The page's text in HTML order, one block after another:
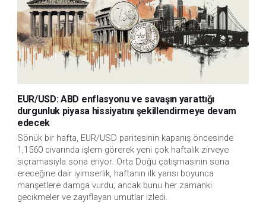
EUR/USD: ABD enflasyonu ve savaşın yarattığı
durgunluk piyasa hissiyatını şekillendirmeye devam
edecek
Sönük bir hafta, EUR/USD paritesinin kapanış öncesinde
1,1560 civarında işlem görerek yeni çok haftalık zirveye
sıçramasıyla sona eriyor. Orta Doğu çatışmasının sona
ereceğine dair iyimserlik, haftanın ilk yarısı boyunca
manşetlere damga vurdu; ancak bunu her zamanki
gecikmeler ve zayıflayan umutlar izledi.